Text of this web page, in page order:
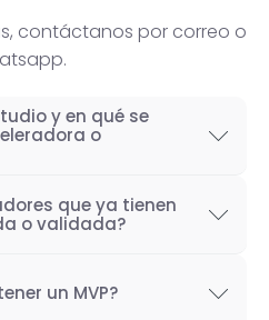
contáctanos por correo o
y en qué se
o
organización capaz
manera iterativa,
se les conoce
que ya tienen
o validada?
un proceso iterativo
un MVP?